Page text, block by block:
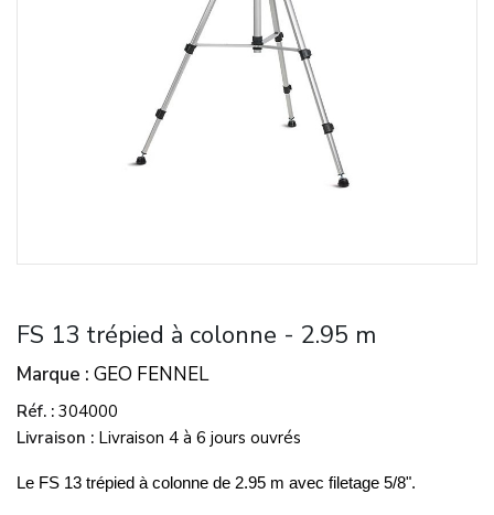
FS 13 trépied à colonne - 2.95 m
Marque GEO FENNEL
Réf. 304000
Livraison
Livraison 4 à 6 jours ouvrés
Le FS 13 trépied à colonne de 2.95 m avec filetage 5/8".